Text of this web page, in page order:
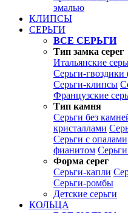
эмалью
КЛИПСЫ
СЕРЬГИ
ВСЕ СЕРЬГИ
Тип замка серег
Итальянские
Серьги-гвоздики
Серьги-клипсы
Французские
Тип камня
Серьги без
кристаллами
Серьги с опалами
фианитом
Форма серег
Серьги-капли
Серьги-ромбы
Детские серьги
КОЛЬЦА